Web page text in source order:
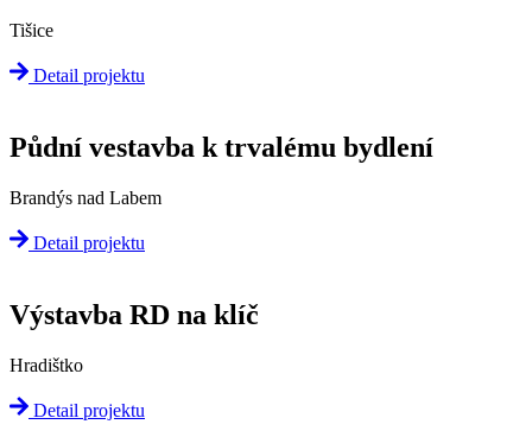
Tišice
Detail projektu
Půdní vestavba k trvalému bydlení
Brandýs nad Labem
Detail projektu
Výstavba RD na klíč
Hradištko
Detail projektu